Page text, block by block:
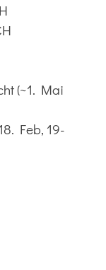
(~1. Mai
Feb, 19-